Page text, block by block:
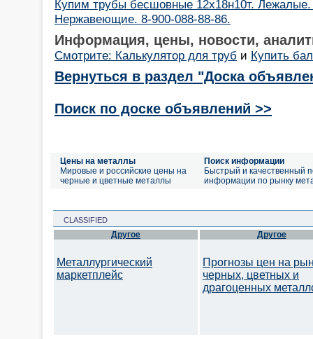
Купим трубы бесшовные 12х18н10т.
Нержавеющие. 8-900-088-88-86.
Информация, цены, новости,
Смотрите: Калькулятор для труб и Купить
Вернуться в раздел "Доска
Поиск по доске объявлений >>
Цены на металлы
Мировые и российские цены на
черные и цветные металлы
Поиск информации
Быстрый и качественный
информации по рынку
CLASSIFIED
Другое
Металлургический
маркетплейс
Другое
Прогнозы цен на
черных, цветных и
драгоценных